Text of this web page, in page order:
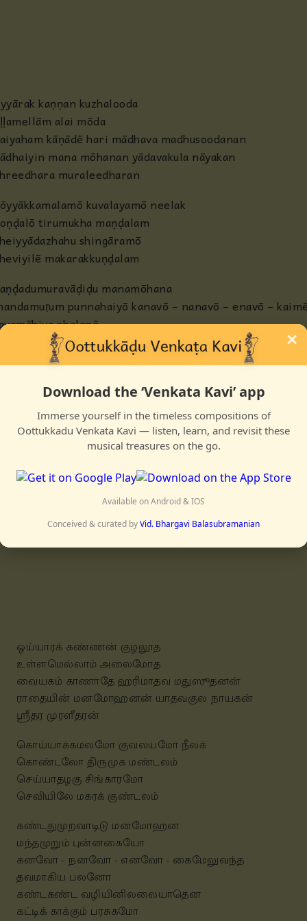
kaṇṇan kuzhalooda
alai mōda
kāṇādē hari mādhava madhusoodanan
mana mōhanan yādavakula nāyakan
muraleedharan
kuvalayamō neelak
tirumukha maṇḍalam
shingāramō
makarakkuṇḍalam
manamōhana
punnahaiyō kanavō – nanavō – enavō –
phalanō
kaṇḍa vazhiyinil alaiyādena
parasukhamō
tatpara sukhamoḍu
vinai tarum poṛpadam aruḷiya
sholluvēnāmō
neela mayil tōhai
chāya māmuḍiyin azhahai
tāzh nanmuttum makara kuṇḍalamum
kankaṇamum kastoori tilakamum
mihundiḍu sundaramāi aravindamōḍu
maṇindiḍu
ஒய்யாரக் கண்ணன் குழலூத
உள்ளமெல்லாம் அலைமோத
வையகம் காணாதே ஹரிமாதவ மதுஸூதனன்
ராதையின் மனமோஹனன் யாதவகுல நாயகன்
ஸ்ரீதர முரளீதரன்
கொய்யாக்கமலமோ குவலயமோ நீலக்
கொண்டலோ திருமுக மண்டலம்
செய்யாதழகு சிங்காரமோ
செவியிலே மகரக் குண்டலம்
கண்டதுமுறவாடிடு மனமோஹன
மந்தமுறும் புன்னகையோ
கனவோ - நனவோ - எனவோ - கைமேலுவந்த
தவமாகிய பலனோ
கண்டகண்ட வழியினிலலையாதென
கட்டிக் காக்கும் பரசுகமோ
×
Download the ‘Venkata Kavi’ app
Immerse yourself in the timeless compositions of
Oottukkadu Venkata Kavi — listen, learn, and revisit these
musical treasures on the go.
Available on Android & IOS
Conceived & curated byVid. Bhargavi Balasubramanian